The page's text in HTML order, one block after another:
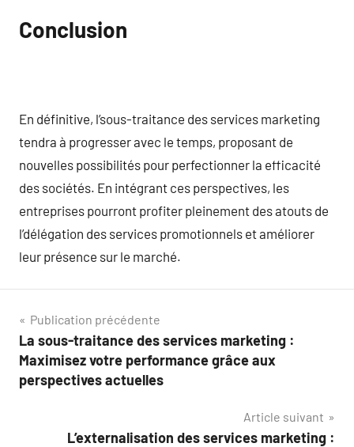
Conclusion
En définitive, l’sous-traitance des services marketing
tendra à progresser avec le temps, proposant de
nouvelles possibilités pour perfectionner la efficacité
des sociétés. En intégrant ces perspectives, les
entreprises pourront profiter pleinement des atouts de
l’délégation des services promotionnels et améliorer
leur présence sur le marché.
Navigation
de
l’article
Publication précédente
La sous-traitance des services marketing :
Maximisez votre performance grâce aux
perspectives actuelles
Article suivant
L’externalisation des services marketing :